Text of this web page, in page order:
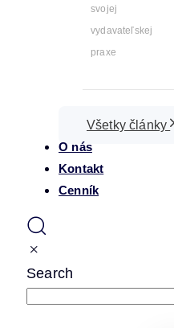
svojej
vydavateľskej
praxe
Všetky články
O nás
Kontakt
Cenník
Search